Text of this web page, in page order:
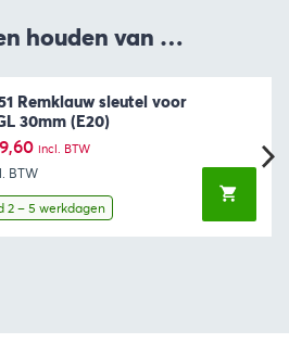
houden van …
Remklauw sleutel voor
30mm (E20)
9,60Huidige
prijs
is:
€9,60.
incl. BTW
BTW
2 – 5 werkdagen